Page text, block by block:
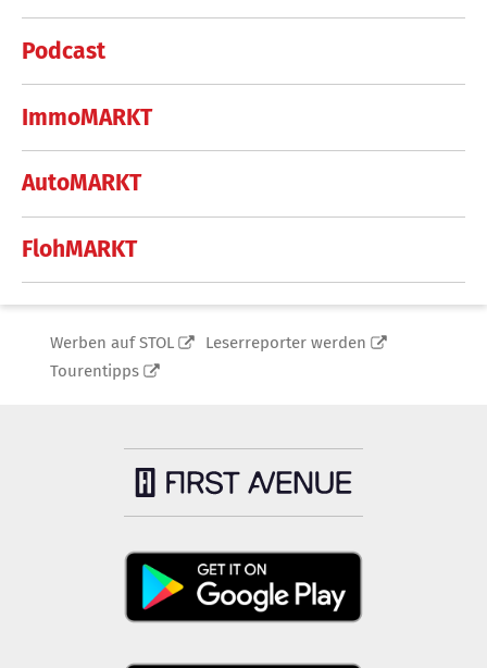
Podcast
ImmoMARKT
AutoMARKT
FlohMARKT
Werben auf STOL
Leserreporter werden
Tourentipps